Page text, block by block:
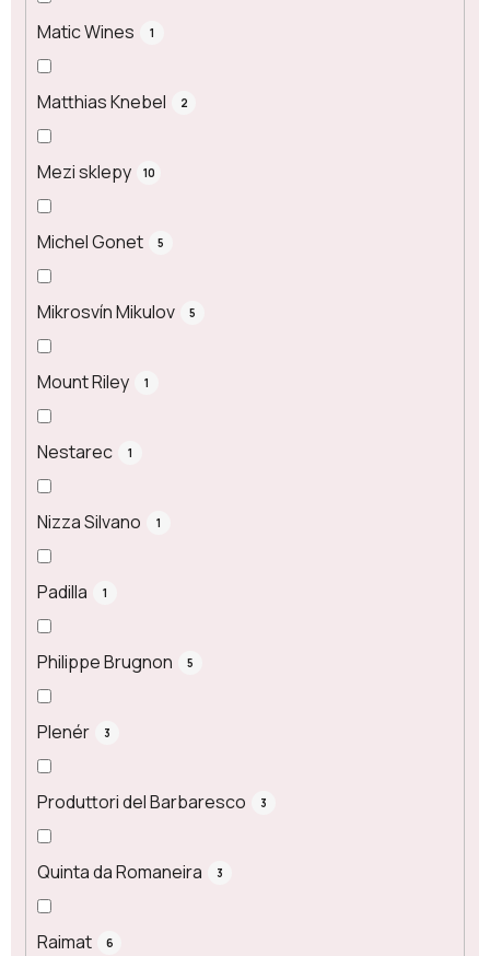
Matic Wines 1
Matthias Knebel 2
Mezi sklepy 10
Michel Gonet 5
Mikrosvín Mikulov 5
Mount Riley 1
Nestarec 1
Nizza Silvano 1
Padilla 1
Philippe Brugnon 5
Plenér 3
Produttori del Barbaresco 3
Quinta da Romaneira 3
Raimat 6